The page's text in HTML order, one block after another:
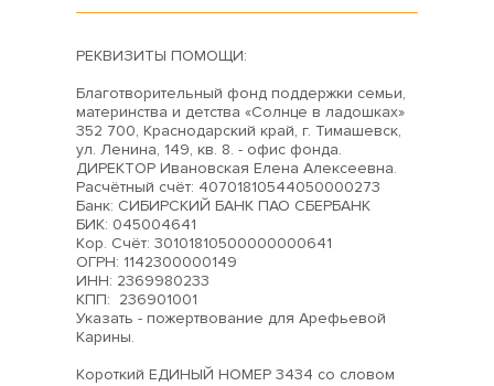
РЕКВИЗИТЫ ПОМОЩИ:
Благотворительный фонд поддержки семьи,
материнства и детства «Солнце в ладошках»
352 700, Краснодарский край, г. Тимашевск,
ул. Ленина, 149, кв. 8. - офис фонда.
ДИРЕКТОР Ивановская Елена Алексеевна.
Расчётный счёт: 40701810544050000273
Банк: СИБИРСКИЙ БАНК ПАО СБЕРБАНК
БИК: 045004641
Кор. Cчёт: 30101810500000000641
ОГРН: 1142300000149
ИНН: 2369980233
КПП: 236901001
Указать - пожертвование для Арефьевой
Карины.
Короткий ЕДИНЫЙ НОМЕР 3434 со словом